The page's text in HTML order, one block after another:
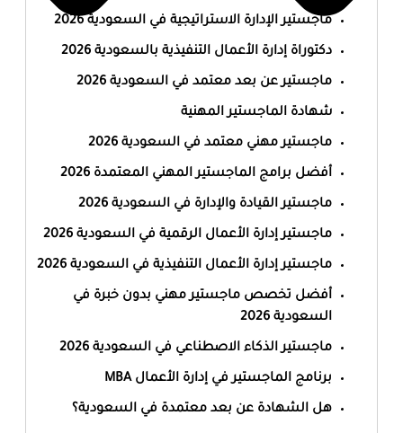
ماجستير الإدارة الاستراتيجية في السعودية 2026
دكتوراة إدارة الأعمال التنفيذية بالسعودية 2026
ماجستير عن بعد معتمد في السعودية 2026
شهادة الماجستير المهنية
ماجستير مهني معتمد في السعودية 2026
أفضل برامج الماجستير المهني المعتمدة 2026
ماجستير القيادة والإدارة في السعودية 2026
ماجستير إدارة الأعمال الرقمية في السعودية 2026
ماجستير إدارة الأعمال التنفيذية في السعودية 2026
أفضل تخصص ماجستير مهني بدون خبرة في
السعودية 2026
ماجستير الذكاء الاصطناعي في السعودية 2026
برنامج الماجستير في إدارة الأعمال MBA
هل الشهادة عن بعد معتمدة في السعودية؟